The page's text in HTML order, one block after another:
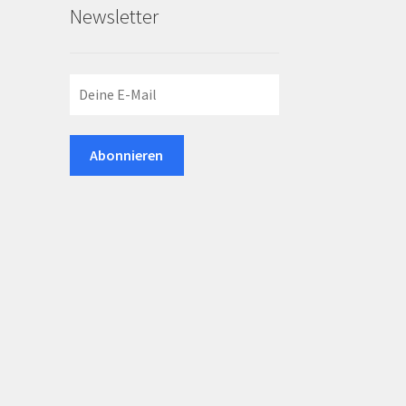
Newsletter